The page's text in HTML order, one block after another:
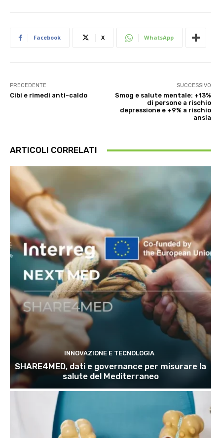
Facebook X WhatsApp
PRECEDENTE
Cibi e rimedi anti-caldo
SUCCESSIVO
Smog e salute mentale: +13%
di persone a rischio
depressione e +9% a rischio
ansia
ARTICOLI CORRELATI
INNOVAZIONE E TECNOLOGIA
SHARE4MED, dati e governance per misurare la
salute del Mediterraneo